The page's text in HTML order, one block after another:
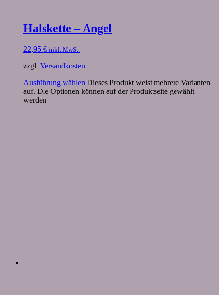
Halskette – Angel
22,95 € inkl. MwSt.
zzgl. Versandkosten
Ausführung wählen Dieses Produkt weist mehrere Varianten
auf. Die Optionen können auf der Produktseite gewählt
werden